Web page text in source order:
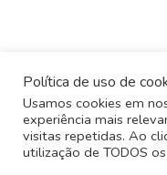
Política de uso de
Usamos cookies em
experiência mais
visitas repetidas. Ao
utilização de TODOS